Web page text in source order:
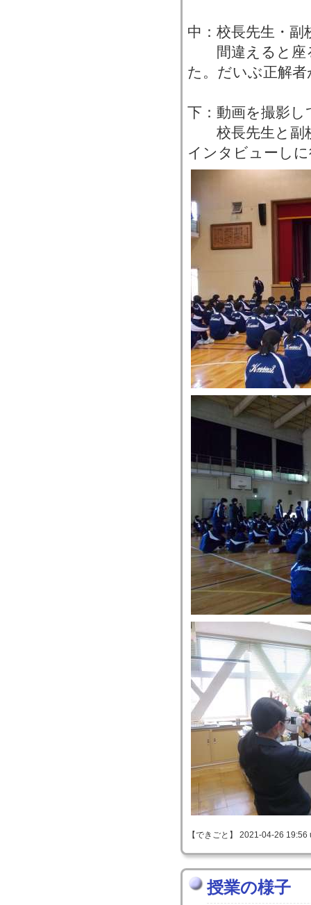
中：校長先生・副
間違えると座
た。だいぶ正解
下：動画を撮影
校長先生と副
インタビューし
【できごと】 2021-04-26
授業の様子